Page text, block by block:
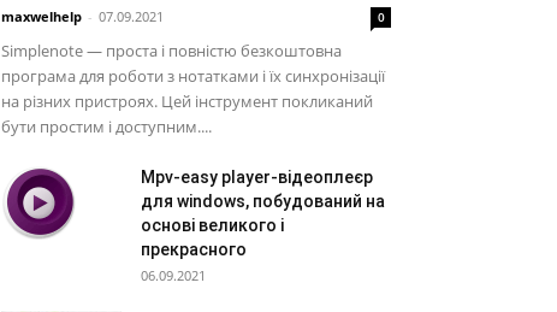
maxwelhelp - 07.09.2021 0
Simplenote — проста і повністю безкоштовна
програма для роботи з нотатками і їх синхронізації
на різних пристроях. Цей інструмент покликаний
бути простим і доступним....
Mpv-easy player-відеоплеєр
для windows, побудований на
основі великого і
прекрасного
06.09.2021